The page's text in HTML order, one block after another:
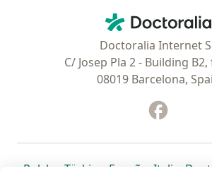
Doctoralia -
Doctoralia Internet
C/ Josep Pla 2 - Building
08019 Barcelona,
Polska se abre en una nueva pestaña
Türkiye se abre en una
España se abre en
Italia se